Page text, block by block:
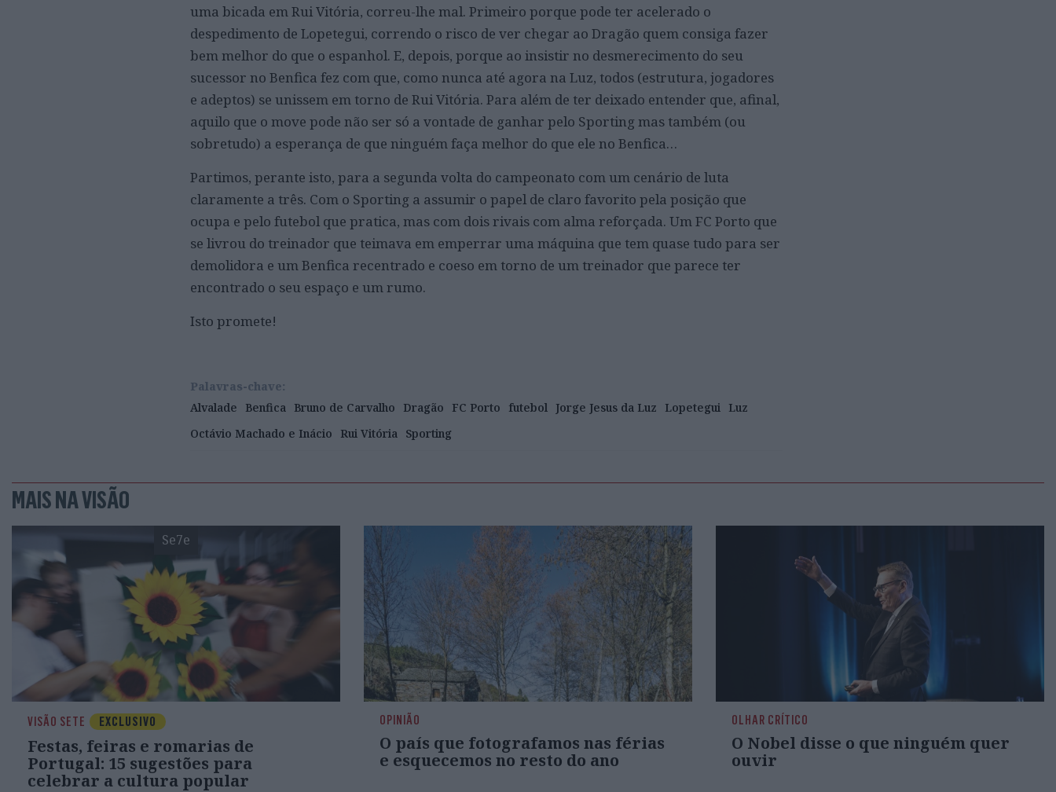
uma bicada em Rui Vitória, correu-lhe mal. Primeiro porque pode ter acelerado o
despedimento de Lopetegui, correndo o risco de ver chegar ao Dragão quem consiga fazer
bem melhor do que o espanhol. E, depois, porque ao insistir no desmerecimento do seu
sucessor no Benfica fez com que, como nunca até agora na Luz, todos (estrutura, jogadores
e adeptos) se unissem em torno de Rui Vitória. Para além de ter deixado entender que, afinal,
aquilo que o move pode não ser só a vontade de ganhar pelo Sporting mas também (ou
sobretudo) a esperança de que ninguém faça melhor do que ele no Benfica…
Partimos, perante isto, para a segunda volta do campeonato com um cenário de luta
claramente a três. Com o Sporting a assumir o papel de claro favorito pela posição que
ocupa e pelo futebol que pratica, mas com dois rivais com alma reforçada. Um FC Porto que
se livrou do treinador que teimava em emperrar uma máquina que tem quase tudo para ser
demolidora e um Benfica recentrado e coeso em torno de um treinador que parece ter
encontrado o seu espaço e um rumo.
Isto promete!
Palavras-chave:
Alvalade
Benfica Bruno de Carvalho Dragão FC Porto futebol Jorge Jesus da Luz Lopetegui
Luz
Octávio Machado e Inácio
Rui Vitória Sporting
MAIS NA VISÃO
Se7e
VISÃO SETE EXCLUSIVO
Festas, feiras e romarias de
Portugal: 15 sugestões para
celebrar a cultura popular
OPINIÃO
O país que fotografamos nas férias
e esquecemos no resto do ano
OLHAR CRÍTICO
O Nobel disse o que ninguém quer
ouvir